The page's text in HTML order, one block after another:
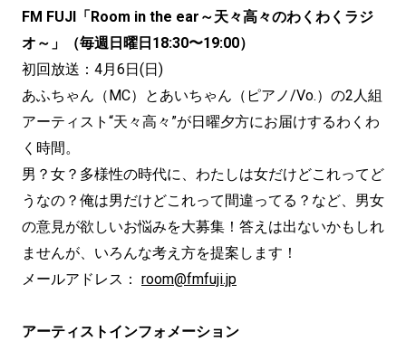
FM FUJI「Room in the ear～天々高々のわくわくラジ
オ～」（毎週日曜日18:30〜19:00）
初回放送：4月6日(日)
あふちゃん（MC）とあいちゃん（ピアノ/Vo.）の2⼈組
アーティスト“天々高々”が日曜夕方にお届けするわくわ
く時間。
男？女？多様性の時代に、わたしは女だけどこれってど
うなの？俺は男だけどこれって間違ってる？など、男女
の意見が欲しいお悩みを大募集！答えは出ないかもしれ
ませんが、いろんな考え方を提案します！
メールアドレス： room@fmfuji.jp
アーティストインフォメーション